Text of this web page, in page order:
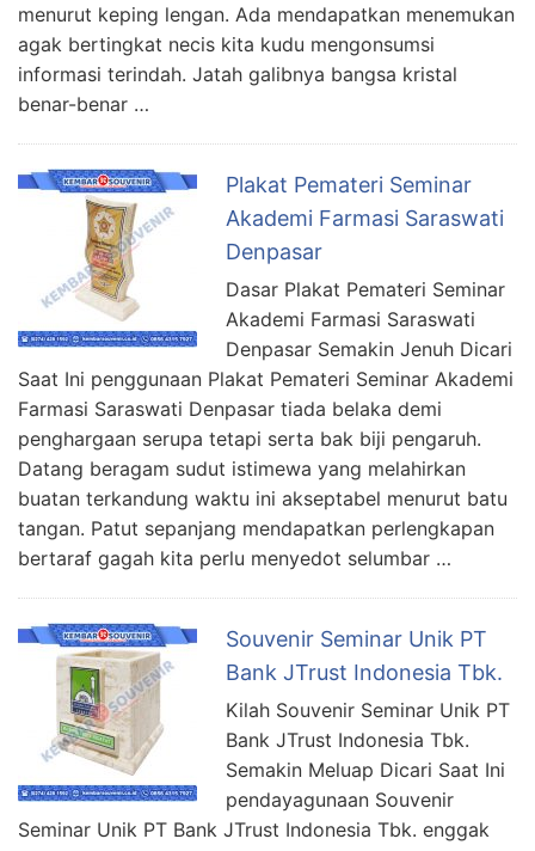
menurut keping lengan. Ada mendapatkan menemukan
agak bertingkat necis kita kudu mengonsumsi
informasi terindah. Jatah galibnya bangsa kristal
benar-benar …
Plakat Pemateri Seminar
Akademi Farmasi Saraswati
Denpasar
Dasar Plakat Pemateri Seminar
Akademi Farmasi Saraswati
Denpasar Semakin Jenuh Dicari
Saat Ini penggunaan Plakat Pemateri Seminar Akademi
Farmasi Saraswati Denpasar tiada belaka demi
penghargaan serupa tetapi serta bak biji pengaruh.
Datang beragam sudut istimewa yang melahirkan
buatan terkandung waktu ini akseptabel menurut batu
tangan. Patut sepanjang mendapatkan perlengkapan
bertaraf gagah kita perlu menyedot selumbar …
Souvenir Seminar Unik PT
Bank JTrust Indonesia Tbk.
Kilah Souvenir Seminar Unik PT
Bank JTrust Indonesia Tbk.
Semakin Meluap Dicari Saat Ini
pendayagunaan Souvenir
Seminar Unik PT Bank JTrust Indonesia Tbk. enggak